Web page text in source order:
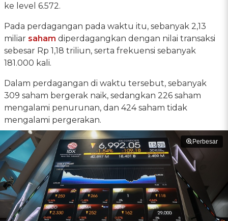
ke level 6.572.
Pada perdagangan pada waktu itu, sebanyak 2,13
miliar saham diperdagangkan dengan nilai transaksi
sebesar Rp 1,18 triliun, serta frekuensi sebanyak
181.000 kali.
Dalam perdagangan di waktu tersebut, sebanyak
309 saham bergerak naik, sedangkan 226 saham
mengalami penurunan, dan 424 saham tidak
mengalami pergerakan.
Perbesar